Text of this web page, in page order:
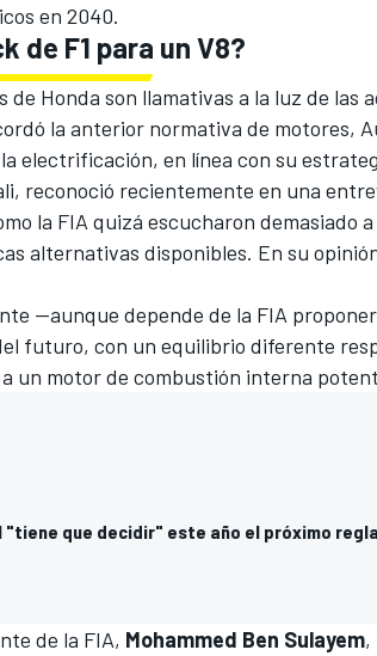
en 2040.
de F1 para un V8?
Honda son llamativas a la luz de las
la anterior normativa de motores,
electrificación, en línea con su
, reconoció recientemente en una
la FIA quizá escucharon demasiado
alternativas disponibles. En su
—aunque depende de la FIA
futuro, con un equilibrio diferente
un motor de combustión interna
"tiene que decidir" este año el próximo
de la FIA, Mohammed Ben Sulayem,